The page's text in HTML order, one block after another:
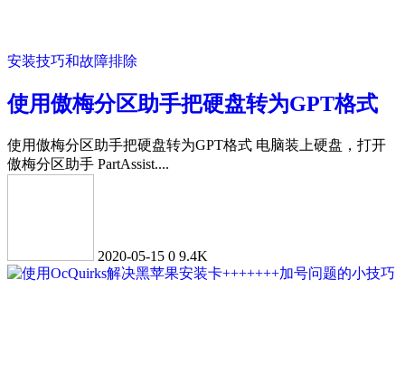
安装技巧和故障排除
使用傲梅分区助手把硬盘转为GPT格式
使用傲梅分区助手把硬盘转为GPT格式 电脑装上硬盘，打开
傲梅分区助手 PartAssist....
2020-05-15 0 9.4K